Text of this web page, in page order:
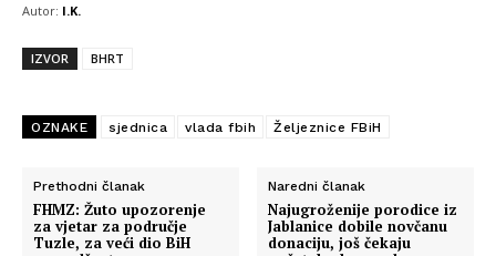
Autor: I.K.
IZVOR BHRT
OZNAKE sjednica vlada fbih Željeznice FBiH
Prethodni članak
FHMZ: Žuto upozorenje
za vjetar za područje
Tuzle, za veći dio BiH
Naredni članak
Najugroženije porodice iz
Jablanice dobile novčanu
donaciju, još čekaju